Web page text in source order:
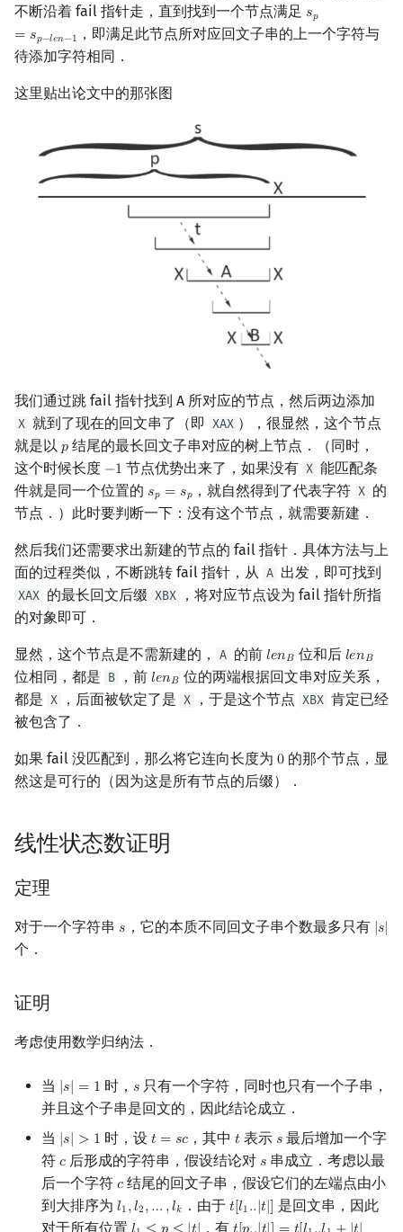
不断沿着 fail 指针走，直到找到一个节点满足 𝑠𝑝
= 𝑠𝑝−𝑙𝑒𝑛−1
sp
，即满足此节点所对应回文子串的上一个字符与
待添加字符相同．
这里贴出论文中的那张图
我们通过跳 fail 指针找到 A 所对应的节点，然后两边添加
X 就到了现在的回文串了（即 XAX ），很显然，这个节点
就是以 𝑝
p 结尾的最长回文子串对应的树上节点．（同时，
这个时候长度 −1
−1 节点优势出来了，如果没有 X 能匹配条
件就是同一个位置的 𝑠𝑝 = 𝑠𝑝
sp =s p ，就自然得到了代表字符 X 的
节点．）此时要判断一下：没有这个节点，就需要新建．
然后我们还需要求出新建的节点的 fail 指针．具体方法与上
面的过程类似，不断跳转 fail 指针，从 A 出发，即可找到
XAX 的最长回文后缀 XBX
，将对应节点设为 fail 指针所指
的对象即可．
显然，这个节点是不需新建的， A 的前 𝑙𝑒𝑛𝐵
lenB 位和后 𝑙𝑒𝑛𝐵
lenB
位相同，都是 B ，前 𝑙𝑒𝑛𝐵
lenB 位的两端根据回文串对应关系，
都是 X ，后面被钦定了是 X ，于是这个节点 XBX 肯定已经
被包含了．
如果 fail 没匹配到，那么将它连向长度为 0
0 的那个节点，显
然这是可行的（因为这是所有节点的后缀）．
线性状态数证明
定理
对于一个字符串 𝑠
s ，它的本质不同回文子串个数最多只有 |𝑠|
|s
个．
证明
考虑使用数学归纳法．
当 |𝑠| = 1
|s =1 时， 𝑠
s 只有一个字符，同时也只有一个子串，
并且这个子串是回文的，因此结论成立．
当 |𝑠| > 1
|s >1 时，设 𝑡 = 𝑠𝑐
t =sc ，其中𝑡
t 表示 𝑠
s 最后增加一个字
符 𝑐
c后形成的字符串，假设结论对 𝑠
s 串成立．考虑以最
后一个字符 𝑐
c结尾的回文子串，假设它们的左端点由小
到大排序为 𝑙1,𝑙2,… ,𝑙𝑘
l1,l2,…,l k ．由于 𝑡[𝑙1..|𝑡|]
t [l1.. |t
是回文串，因此
对于所有位置
，有